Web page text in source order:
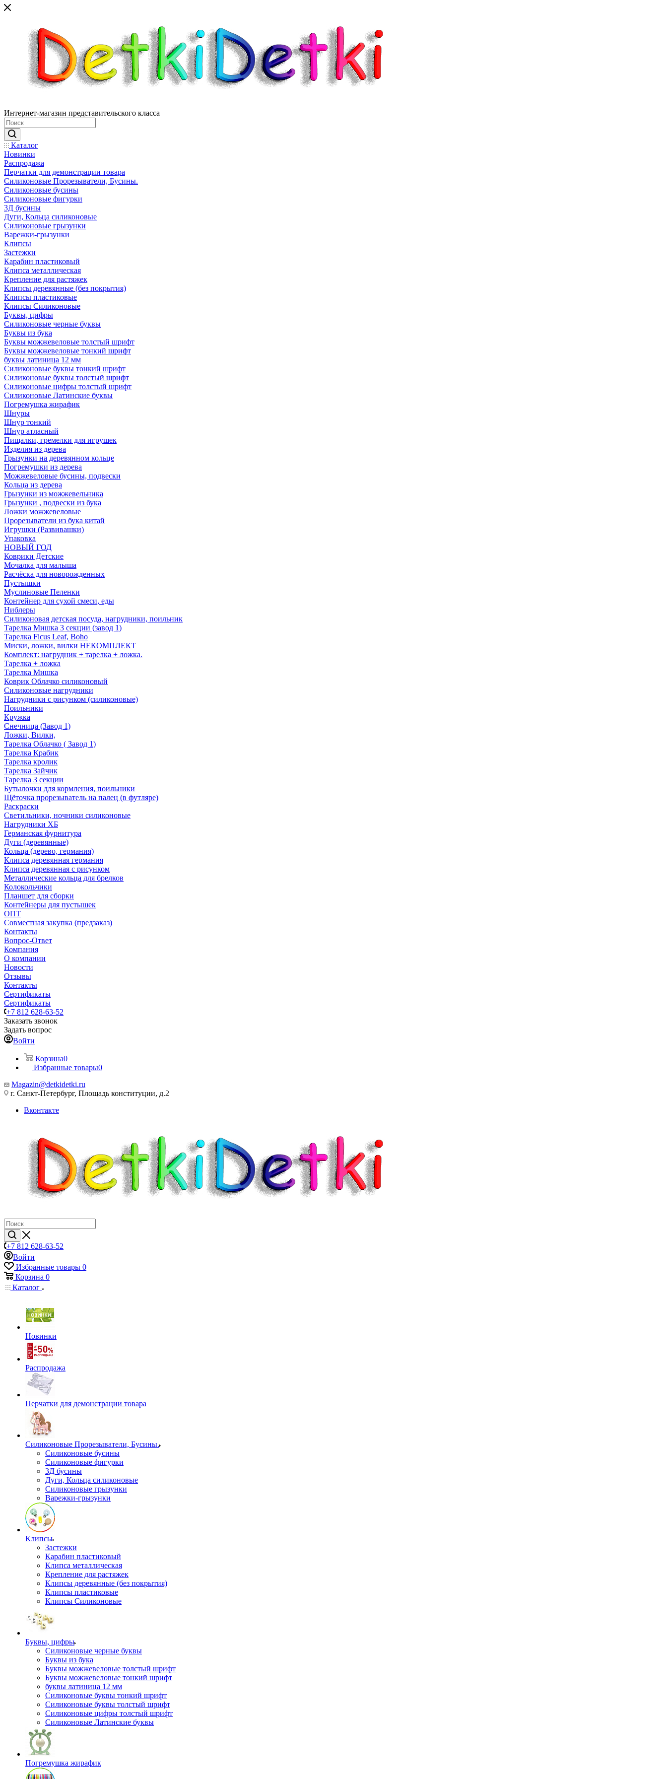
Интернет-магазин представительского класса
Каталог
Новинки
Распродажа
Перчатки для демонстрации товара
Силиконовые Прорезыватели, Бусины.
Силиконовые бусины
Силиконовые фигурки
3Д бусины
Дуги, Кольца силиконовые
Силиконовые грызунки
Варежки-грызунки
Клипсы
Застежки
Карабин пластиковый
Клипса металлическая
Крепление для растяжек
Клипсы деревянные (без покрытия)
Клипсы пластиковые
Клипсы Силиконовые
Буквы, цифры
Силиконовые черные буквы
Буквы из бука
Буквы можжевеловые толстый шрифт
Буквы можжевеловые тонкий шрифт
буквы латиница 12 мм
Силиконовые буквы тонкий шрифт
Силиконовые буквы толстый шрифт
Силиконовые цифры толстый шрифт
Силиконовые Латинские буквы
Погремушка жирафик
Шнуры
Шнур тонкий
Шнур атласный
Пищалки, гремелки для игрушек
Изделия из дерева
Грызунки на деревянном кольце
Погремушки из дерева
Можжевеловые бусины, подвески
Кольца из дерева
Грызунки из можжевельника
Грызунки , подвески из бука
Ложки можжевеловые
Прорезыватели из бука китай
Игрушки (Развивашки)
Упаковка
НОВЫЙ ГОД
Коврики Детские
Мочалка для малыша
Расчёска для новорожденных
Пустышки
Муслиновые Пеленки
Контейнер для сухой смеси, еды
Ниблеры
Силиконовая детская посуда, нагрудники, поильник
Тарелка Мишка 3 секции (завод 1)
Тарелка Ficus Leaf, Boho
Миски, ложки, вилки НЕКОМПЛЕКТ
Комплект: нагрудник + тарелка + ложка.
Тарелка + ложка
Тарелка Мишка
Коврик Облачко силиконовый
Силиконовые нагрудники
Нагрудники с рисунком (силиконовые)
Поильники
Кружка
Снечница (Завод 1)
Ложки, Вилки,
Тарелка Облачко ( Завод 1)
Тарелка Крабик
Тарелка кролик
Тарелка Зайчик
Тарелка 3 секции
Бутылочки для кормления, поильники
Щёточка прорезыватель на палец (в футляре)
Раскраски
Светильники, ночники силиконовые
Нагрудники ХБ
Германская фурнитура
Дуги (деревянные)
Кольца (дерево, германия)
Клипса деревянная германия
Клипса деревянная с рисунком
Металлические кольца для брелков
Колокольчики
Планшет для сборки
Контейнеры для пустышек
ОПТ
Совместная закупка (предзаказ)
Контакты
Вопрос-Ответ
Компания
О компании
Новости
Отзывы
Контакты
Сертификаты
Сертификаты
+7 812 628-63-52
Заказать звонок
Задать вопрос
Войти
Корзина0
Избранные товары0
Magazin@detkidetki.ru
г. Санкт-Петербург, Площадь конституции, д.2
Вконтакте
+7 812 628-63-52
Войти
Избранные товары 0
Корзина 0
Каталог
Новинки
Распродажа
Перчатки для демонстрации товара
Силиконовые Прорезыватели, Бусины.
Силиконовые бусины
Силиконовые фигурки
3Д бусины
Дуги, Кольца силиконовые
Силиконовые грызунки
Варежки-грызунки
Клипсы
Застежки
Карабин пластиковый
Клипса металлическая
Крепление для растяжек
Клипсы деревянные (без покрытия)
Клипсы пластиковые
Клипсы Силиконовые
Буквы, цифры
Силиконовые черные буквы
Буквы из бука
Буквы можжевеловые толстый шрифт
Буквы можжевеловые тонкий шрифт
буквы латиница 12 мм
Силиконовые буквы тонкий шрифт
Силиконовые буквы толстый шрифт
Силиконовые цифры толстый шрифт
Силиконовые Латинские буквы
Погремушка жирафик